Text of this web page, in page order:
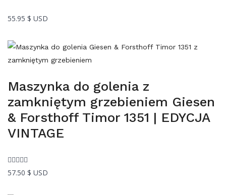
55.95 $ USD
Maszynka do golenia z
zamkniętym grzebieniem Giesen
& Forsthoff Timor 1351 | EDYCJA
VINTAGE
57.50 $ USD